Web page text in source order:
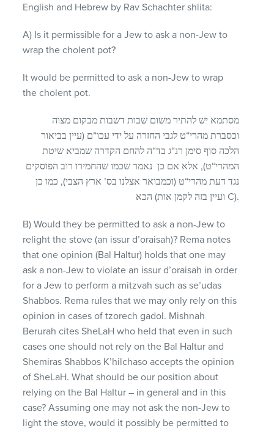
English and Hebrew by Rav Schachter shlita:
A) Is it permissible for a Jew to ask a non-Jew to
wrap the cholent pot?
It would be permitted to ask a non-Jew to wrap
the cholent pot.
מסתמא יש להתיר משום שבות דשבות מבקום מצוה
וכסברת מהרי“ט לגבי החזרה על ידי עכו“ם (עיין בביאור
הלכה סוף סימן רנ“ג בד“ה להחם הקדרה שמביא שיטת
המהרי“ט), אלא אם כן נאמר שכמו שהחמירו רוב הפוסקים
נגד דעת מהרי“ט (וכמבואר אצלנו בס’ ארץ הצבי), כמו כן
הכא (ועיין בזה לקמן אות C).
B) Would they be permitted to ask a non-Jew to
relight the stove (an issur d’oraisah)? Rema notes
that one opinion (Bal HaItur) holds that one may
ask a non-Jew to violate an issur d’oraisah in order
for a Jew to perform a mitzvah such as se’udas
Shabbos. Rema rules that we may only rely on this
opinion in cases of tzorech gadol. Mishnah
Berurah cites SheLaH who held that even in such
cases one should not rely on the Bal HaItur and
Shemiras Shabbos K’hilchaso accepts the opinion
of SheLaH. What should be our position about
relying on the Bal HaItur – in general and in this
case? Assuming one may not ask the non-Jew to
light the stove, would it possibly be permitted to